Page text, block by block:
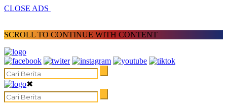
CLOSE ADS
SCROLL TO CONTINUE WITH CONTENT
✖